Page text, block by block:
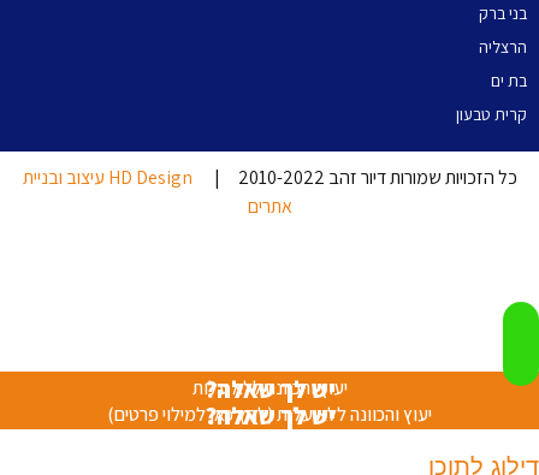
בני ברק
הרצליה
בת ים
קרית טבעון
כל הזכויות שמורות דיור זהב 2010-2022 |
HD Design עיצוב ובניית
אתרים
יש לך שאלה?
יעוץ והכוונה ללא עלות
יש לך שאלה?
יעוץ והכוונה ללא עלות (לחץ כאן למילוי פרטים)
דילוג לתוכן